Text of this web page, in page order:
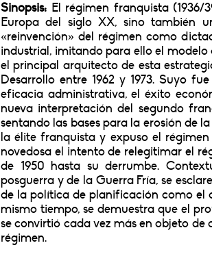
Sinopsis: El régimen franquista
Europa del siglo XX, sino también
«reinvención» del régimen como
industrial, imitando para ello el modelo
el principal arquitecto de esta
Desarrollo entre 1962 y 1973. Suyo
eficacia administrativa, el éxito
nueva interpretación del segundo
sentando las bases para la erosión de
la élite franquista y expuso el
novedosa el intento de relegitimar el
de 1950 hasta su derrumbe.
posguerra y de la Guerra Fría, se
de la política de planificación como el
mismo tiempo, se demuestra que el
se convirtió cada vez más en objeto
régimen.